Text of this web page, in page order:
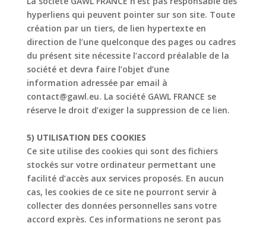
hyperliens qui peuvent pointer sur son site. Toute
création par un tiers, de lien hypertexte en
direction de l’une quelconque des pages ou cadres
du présent site nécessite l’accord préalable de la
société et devra faire l’objet d’une
information adressée par email à
contact@gawl.eu. La société GAWL FRANCE se
réserve le droit d’exiger la suppression de ce lien.
5) UTILISATION DES COOKIES
Ce site utilise des cookies qui sont des fichiers
stockés sur votre ordinateur permettant une
facilité d’accès aux services proposés. En aucun
cas, les cookies de ce site ne pourront servir à
collecter des données personnelles sans votre
accord exprès. Ces informations ne seront pas